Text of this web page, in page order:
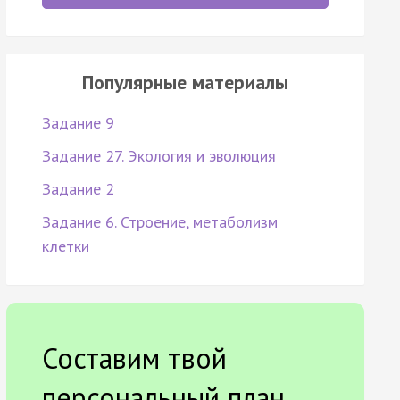
Популярные материалы
Задание 9
Задание 27. Экология и эволюция
Задание 2
Задание 6. Строение, метаболизм
клетки
Составим твой